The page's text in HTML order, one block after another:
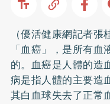
（優活健康網記者
「血癌」，是所有
的。血癌是人體的
病是指人體的主要造
其白血球失去了正常